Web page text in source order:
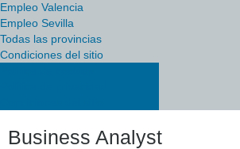
Empleo Valencia
Empleo Sevilla
Todas las provincias
Condiciones del sitio
Business Analyst